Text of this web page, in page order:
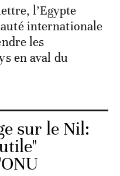
l’Egypte
internationale
les
en aval du
sur le Nil: